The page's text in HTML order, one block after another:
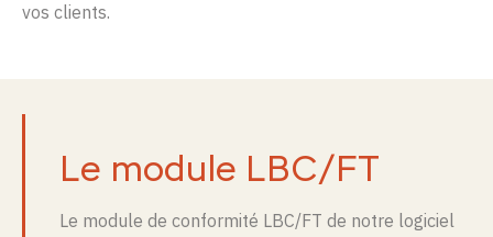
vos clients.
Le module LBC/FT
Le module de conformité LBC/FT de notre logiciel